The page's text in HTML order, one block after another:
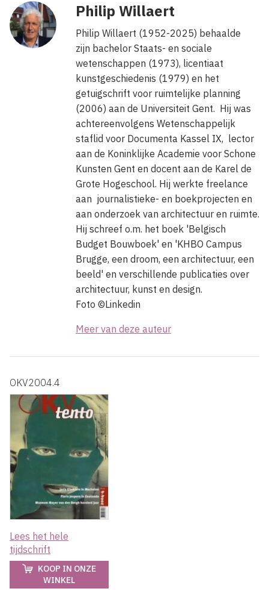
Philip Willaert
Philip Willaert (1952-2025) behaalde
zijn bachelor Staats- en sociale
wetenschappen (1973), licentiaat
kunstgeschiedenis (1979) en het
getuigschrift voor ruimtelijke planning
(2006) aan de Universiteit Gent. Hij was
achtereenvolgens Wetenschappelijk
staflid voor Documenta Kassel IX, lector
aan de Koninklijke Academie voor Schone
Kunsten Gent en docent aan de Karel de
Grote Hogeschool. Hij werkte freelance
aan journalistieke- en boekprojecten en
aan onderzoek van architectuur en ruimte.
Hij schreef o.m. het boek 'Belgisch
Budget Bouwboek' en 'KHBO Campus
Brugge, een droom, een architectuur, een
beeld' en verschillende publicaties over
architectuur, kunst en design.
Foto ©Linkedin
Meer van deze auteur
OKV2004.4
Lees het hele
tijdschrift
KOOP IN ONZE
WINKEL